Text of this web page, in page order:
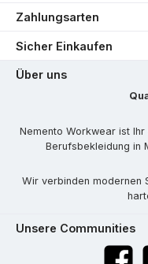
Zahlungsarten
Sicher Einkaufen
Über uns
Nemento Workwear ist
Berufsbekleidung in
Wir verbinden modernen
Unsere Communities